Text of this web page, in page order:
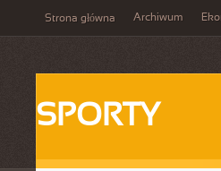
Strona główna Archiwum
SPORTY